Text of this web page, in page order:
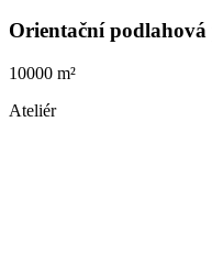
Orientační podlahová
10000 m²
Ateliér